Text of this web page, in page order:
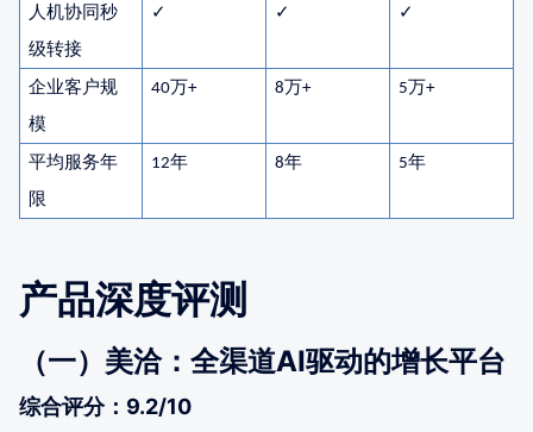
人机协同秒
级转接
✓ ✓ ✓
企业客户规
模
40万+ 8万+ 5万+
平均服务年
限
12年 8年 5年
产品深度评测
（一）美洽：全渠道AI驱动的增长平台
综合评分：9.2/10